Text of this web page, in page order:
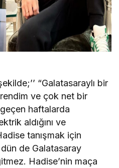
“Galatasaraylı bir
ve çok net bir
haftalarda
aldığını ve
tanışmak için
dün de Galatasaray
Hadise’nin maça